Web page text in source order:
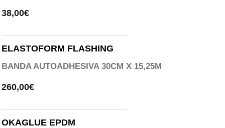
38,00€
ELASTOFORM FLASHING
BANDA AUTOADHESIVA 30CM X 15,25M
260,00€
OKAGLUE EPDM